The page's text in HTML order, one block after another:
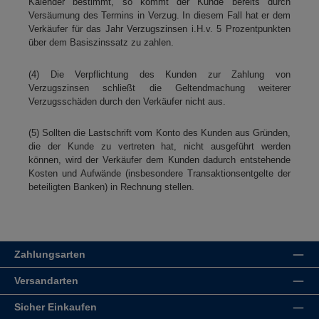
Versäumung des Termins in Verzug. In diesem Fall hat er dem
Verkäufer für das Jahr Verzugszinsen i.H.v. 5 Prozentpunkten
über dem Basiszinssatz zu zahlen.
(4) Die Verpflichtung des Kunden zur Zahlung von
Verzugszinsen schließt die Geltendmachung weiterer
Verzugsschäden durch den Verkäufer nicht aus.
(5) Sollten die Lastschrift vom Konto des Kunden aus Gründen,
die der Kunde zu vertreten hat, nicht ausgeführt werden
können, wird der Verkäufer dem Kunden dadurch entstehende
Kosten und Aufwände (insbesondere Transaktionsentgelte der
beteiligten Banken) in Rechnung stellen.
Zahlungsarten
Versandarten
Sicher Einkaufen